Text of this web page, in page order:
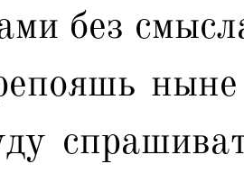
без